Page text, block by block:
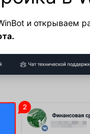
и открываем